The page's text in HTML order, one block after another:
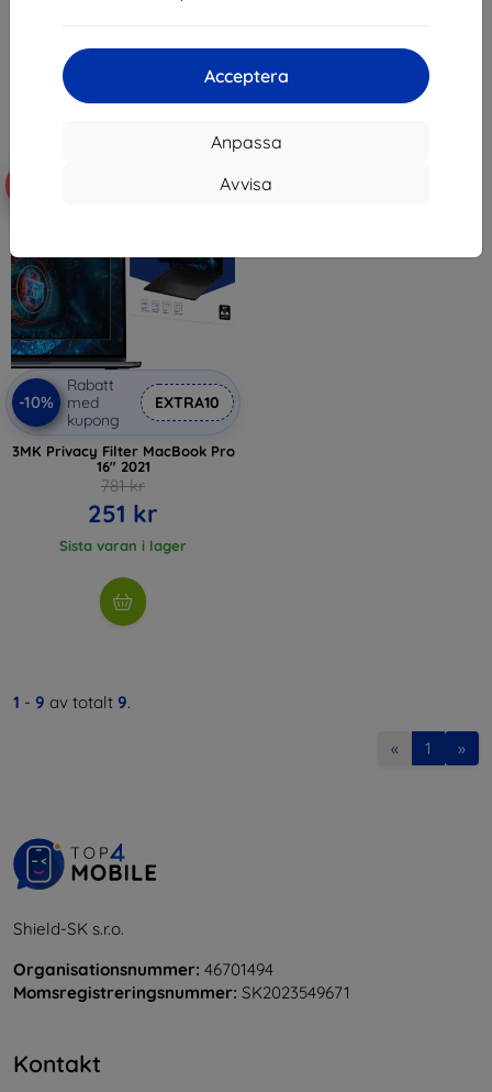
Acceptera
Anpassa
Avvisa
543 kr Sista varan i lager
-10%
Rabatt
med
kupong
EXTRA10
3MK Privacy Filter MacBook Pro
16" 2021
781 kr
251 kr
Sista varan i lager
1 - 9 av totalt 9.
« 1 »
Shield-SK s.r.o.
Organisationsnummer: 46701494
Momsregistreringsnummer: SK2023549671
Kontakt